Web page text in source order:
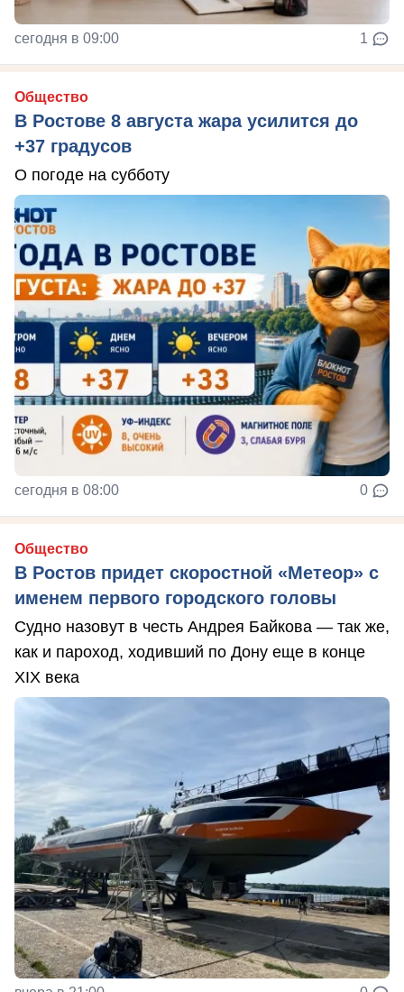
сегодня в 09:00 1
Общество
В Ростове 8 августа жара усилится до
+37 градусов
О погоде на субботу
сегодня в 08:00 0
Общество
В Ростов придет скоростной «Метеор» с
именем первого городского головы
Судно назовут в честь Андрея Байкова — так же,
как и пароход, ходивший по Дону еще в конце
XIX века